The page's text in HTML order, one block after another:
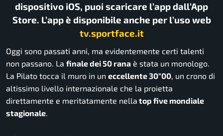
dispositivo iOS, puoi scaricare l’app dall’App
Store. L’app è disponibile anche per l’uso web
tv.sportface.it
Oggi sono passati anni, ma evidentemente certi talenti
non passano. La finale dei 50 rana è stata un monologo.
La Pilato tocca il muro in un eccellente 30″00 , un crono di
altissimo livello internazionale che la proietta
direttamente e meritatamente nella top five mondiale
stagionale